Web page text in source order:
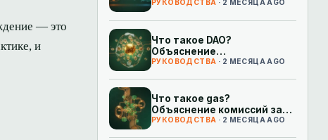
децентрализованные
РУКОВОДСТВА · 2 МЕСЯЦА AGO
Что такое DAO?
Объяснение
децентрализованных
РУКОВОДСТВА · 2 МЕСЯЦА AGO
Что такое gas?
Объяснение комиссий за
транзакции в Ethereum
РУКОВОДСТВА · 2 МЕСЯЦА AGO
— это
и